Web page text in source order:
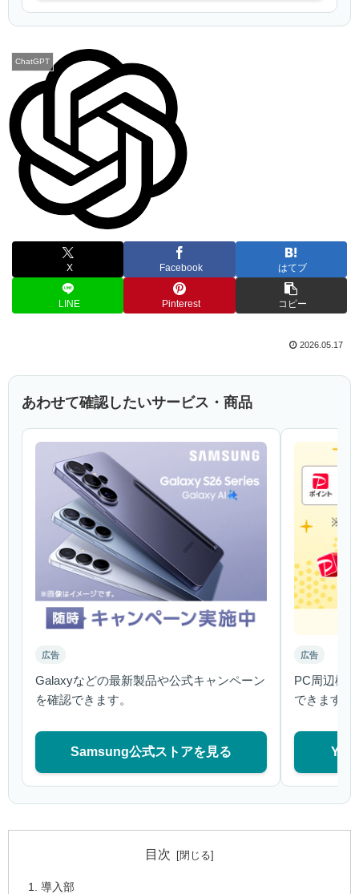
ChatGPT
X Facebook はてブ
LINE Pinterest コピー
2026.05.17
あわせて確認したいサービス・商品
広告
Galaxyなどの最新製品や公式キャンペーン
を確認できます。
Samsung公式ストアを見る
広告
PC周辺機
できます。
目次
導入部